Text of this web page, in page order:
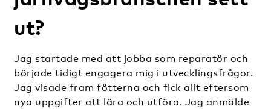
ut?
Jag startade med att jobba som reparatör och
började tidigt engagera mig i utvecklingsfrågor.
Jag visade fram fötterna och fick allt eftersom
nya uppgifter att lära och utföra. Jag anmälde